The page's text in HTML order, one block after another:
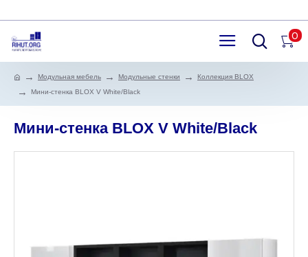
0
Модульная мебель Модульные стенки
Коллекция BLOX
Мини-стенка BLOX V White/Black
Мини-стенка BLOX V White/Black